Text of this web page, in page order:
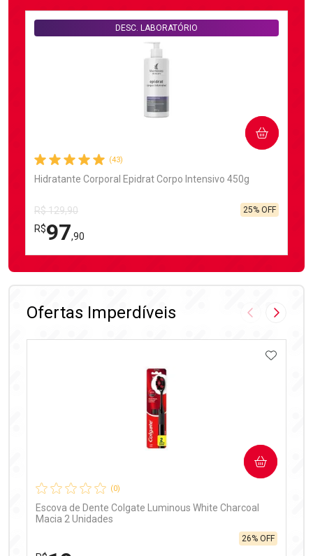
(43)
Hidratante Corporal Epidrat Corpo Intensivo 450g
DESC. LABORATÓRIO
R$ 129,90
R$97,90
25% OFF
COMPRAR
FECHAR
FECHAR
Ofertas Imperdíveis Imagem
(0)
Escova de Dente Colgate Luminous White Charcoal
Macia 2 Unidades
26% OFF
COMPRAR